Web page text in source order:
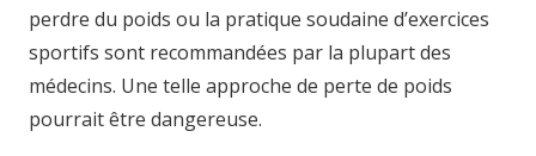
perdre du poids ou la pratique soudaine d’exercices
sportifs sont recommandées par la plupart des
médecins. Une telle approche de perte de poids
pourrait être dangereuse.